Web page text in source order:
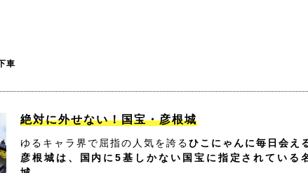
車
絶対に外せない！国宝・彦根城
ゆるキャラ界で屈指の人気を誇るひこにゃんに毎日会え
彦根城は、国内に5基しかない国宝に指定されている